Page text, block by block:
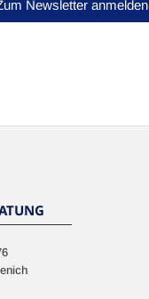
Newsletter anmelden